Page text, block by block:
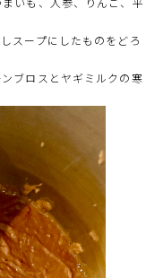
スープにしたものをどろ
ブロスとヤギミルクの寒